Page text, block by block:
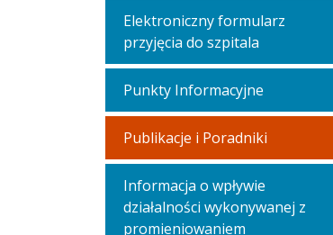
Elektroniczny formularz
przyjęcia do szpitala
Punkty Informacyjne
Publikacje i Poradniki
Informacja o wpływie
działalności wykonywanej z
promieniowaniem